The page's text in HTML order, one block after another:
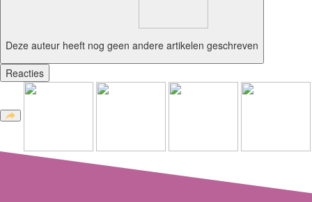
Deze auteur heeft nog geen andere artikelen geschreven
Reacties